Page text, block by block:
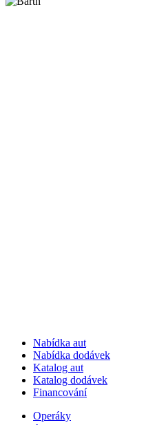
Nabídka aut
Nabídka dodávek
Katalog aut
Katalog dodávek
Financování
Operáky